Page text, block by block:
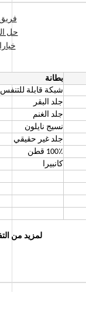
فريق
حل
بطانة
شبكة قابلة للتنفس
جلد البقر
جلد الغنم
نسيج نايلون
جلد غير حقيقي
100٪ قطن
كانبيرا
لمزيد من